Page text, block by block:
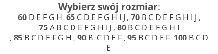
Wybierz swój rozmiar:
60 D E F G H 65 C D E F G H I J , 70 B C D E F G H I J ,
75A B C D E F G H I J , 80 B C D E F G H I
, 85 B C D E F G H , 90 B C D E F , 95 B C D E F 100 B C D
E